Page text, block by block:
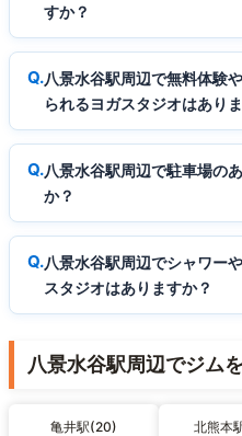
すか？
八景水谷駅周辺で無料体験
られるヨガスタジオはあり
八景水谷駅周辺で駐車場の
か？
八景水谷駅周辺でシャワー
スタジオはありますか？
八景水谷駅周辺でジム
亀井駅(20) 北熊本